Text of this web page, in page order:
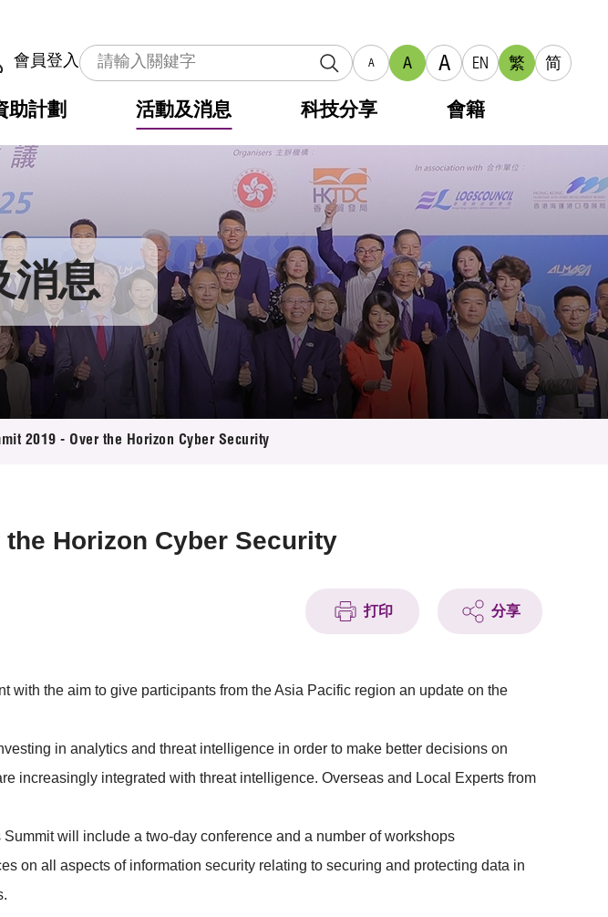
會員登入 A A A EN 繁 简
助計劃 活動及消息 科技分享 會籍
消息
2019 - Over the Horizon Cyber Security
Horizon Cyber Security
打印 分享
the aim to give participants from the Asia Pacific region an update on the
in analytics and threat intelligence in order to make better decisions on
increasingly integrated with threat intelligence. Overseas and Local Experts from
will include a two-day conference and a number of workshops
on all aspects of information security relating to securing and protecting data in